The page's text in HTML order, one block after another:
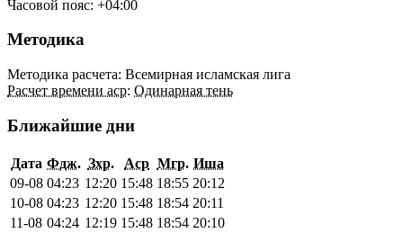
Часовой пояс: +04:00
Методика
Методика расчета: Всемирная исламская лига
Расчет времени аср: Одинарная тень
Ближайшие дни
Дата Фдж. Зхр. Аср Мгр. Иша
09-08 04:23 12:20 15:48 18:55 20:12
10-08 04:23 12:20 15:48 18:54 20:11
11-08 04:24 12:19 15:48 18:54 20:10